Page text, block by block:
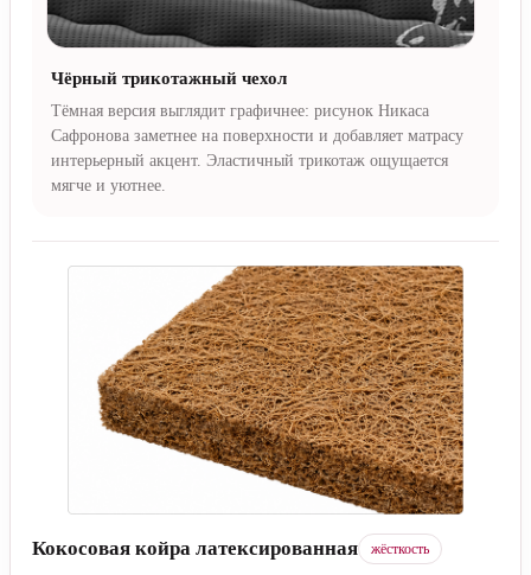
Чёрный трикотажный чехол
Тёмная версия выглядит графичнее: рисунок Никаса
Сафронова заметнее на поверхности и добавляет матрасу
интерьерный акцент. Эластичный трикотаж ощущается
мягче и уютнее.
Кокосовая койра латексированная жёсткость